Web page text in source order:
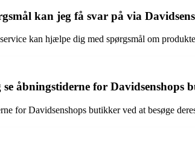
kan jeg få svar på via
kan hjælpe dig med spørgsmål om
åbningstiderne for Davidsenshops
for Davidsenshops butikker ved at besøge